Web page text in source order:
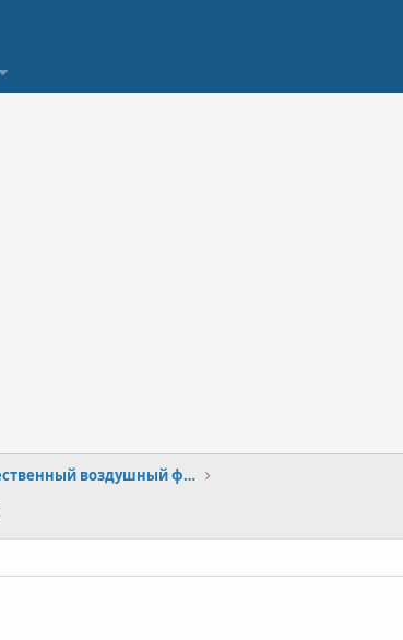
Где заказать качественный воздушный фильтр на ЮБР 125?